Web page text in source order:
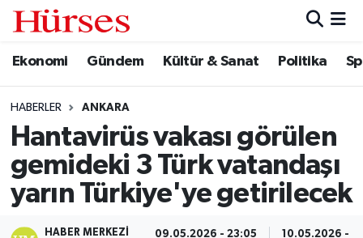
Ekonomi Gündem Kültür & Sanat Politika
HABERLER ANKARA
Hantavirüs vakası görülen
gemideki 3 Türk vatandaşı
yarın Türkiye'ye getirilecek
HABER MERKEZI 09.05.2026 - 23:05 10.05.2026 -
Ekonomi
Gündem
Kültür & Sanat
Politika
Spor
Hava Durumu
Trafik Durumu
Süper Lig Puan Durumu ve Fikstür
Tüm Manşetler
Son Dakika Haberleri